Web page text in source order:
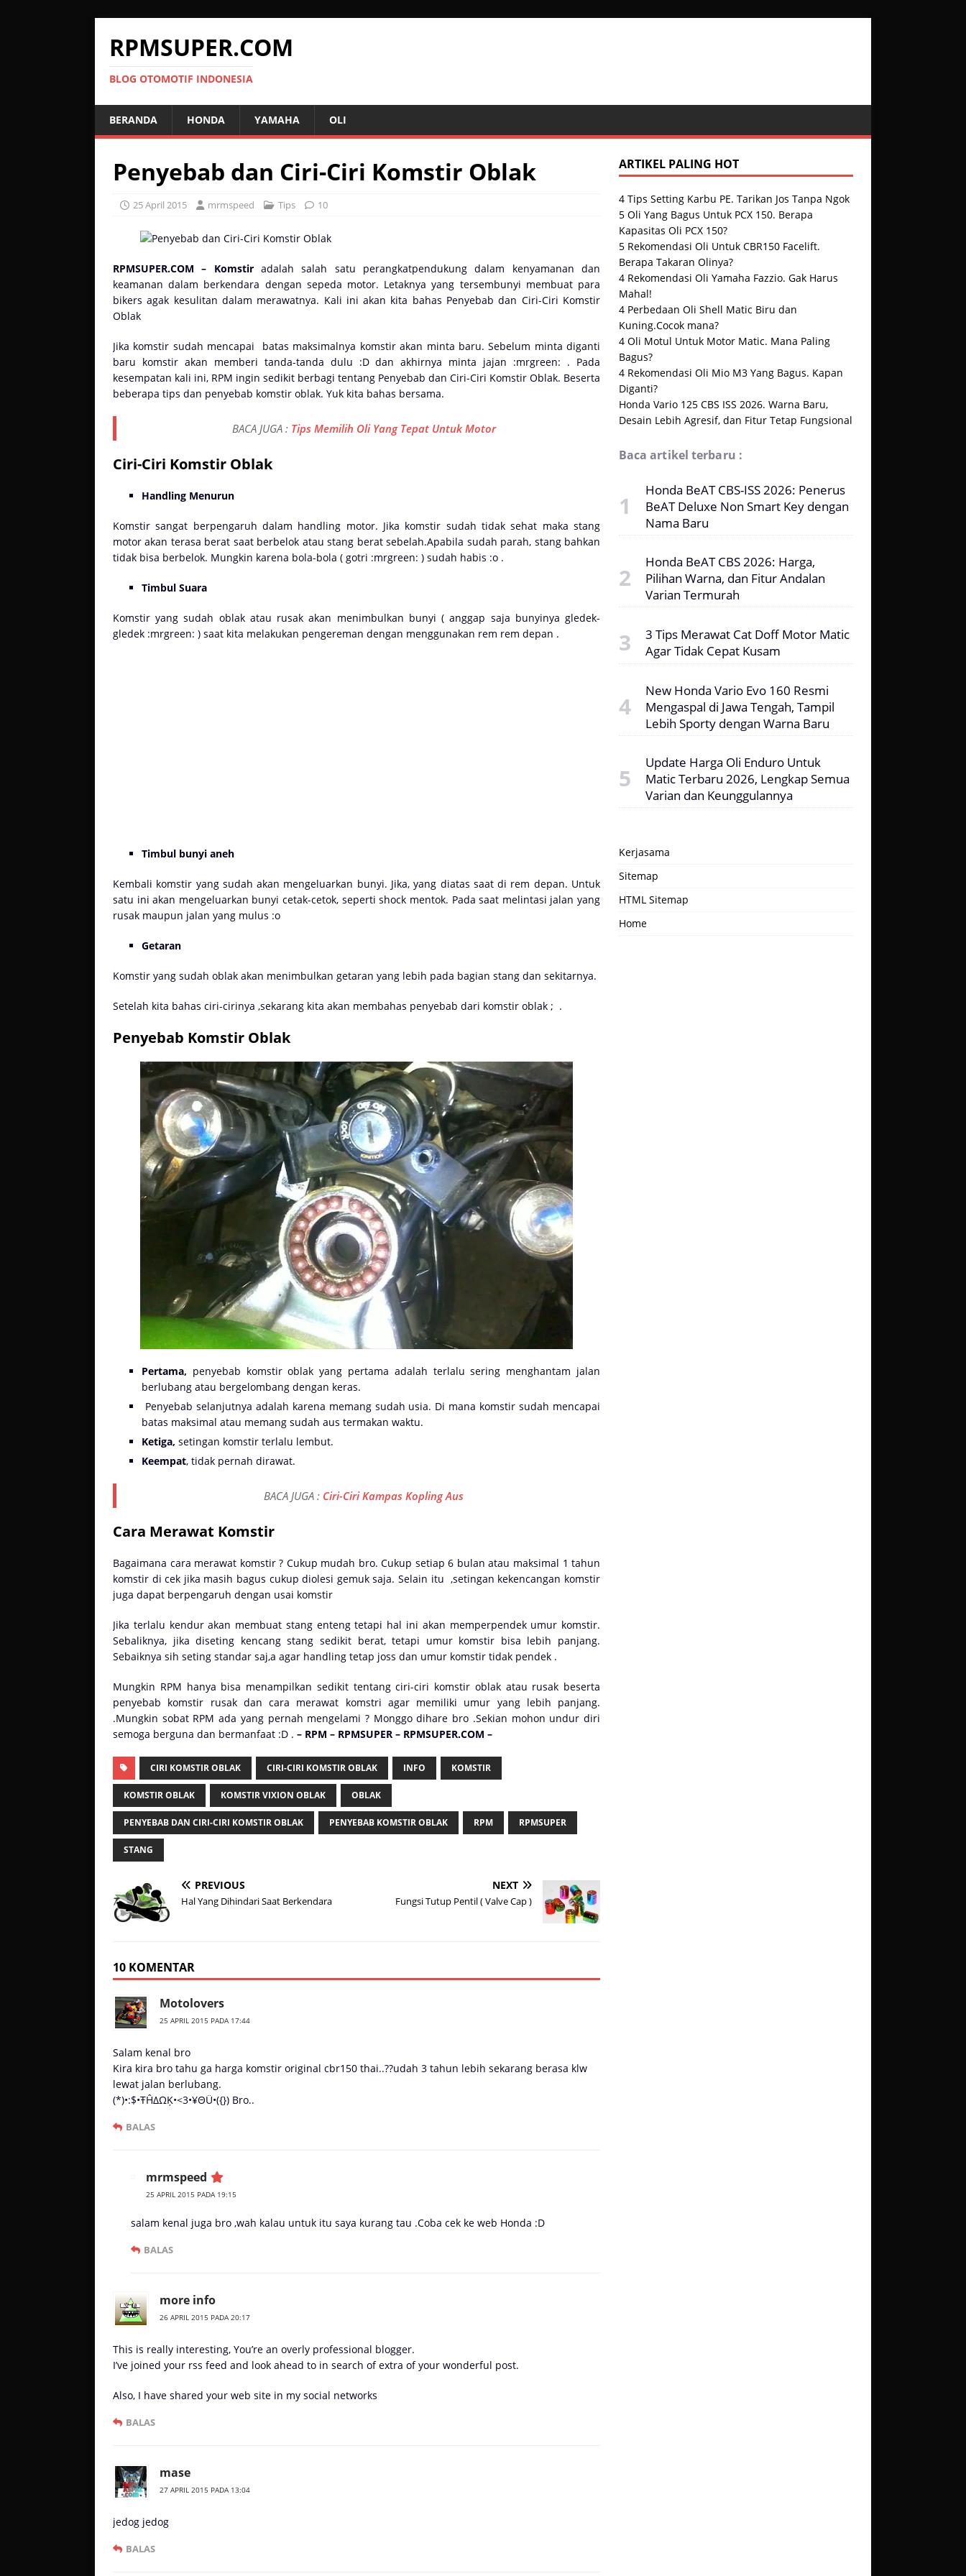
RPMSUPER.COM
BLOG OTOMOTIF INDONESIA
BERANDA HONDA YAMAHA OLI
Penyebab dan Ciri-Ciri Komstir Oblak
25 April 2015 mrmspeed Tips 10
RPMSUPER.COM – Komstiradalah salah satu perangkatpendukung dalam kenyamanan dan
keamanan dalam berkendara dengan sepeda motor. Letaknya yang tersembunyi membuat para
bikers agak kesulitan dalam merawatnya. Kali ini akan kita bahas Penyebab dan Ciri-Ciri Komstir
Oblak
Jika komstir sudah mencapai
batas maksimalnya komstir akan minta baru. Sebelum minta diganti
baru komstir akan memberi tanda-tanda dulu :D dan akhirnya minta jajan :mrgreen: . Pada
kesempatan kali ini, RPM ingin sedikit berbagi tentang Penyebab dan Ciri-Ciri Komstir Oblak. Beserta
beberapa tips dan penyebab komstir oblak. Yuk kita bahas bersama.
BACA JUGA : Tips Memilih Oli Yang Tepat Untuk Motor
Ciri-Ciri Komstir Oblak
Handling Menurun
Komstir sangat berpengaruh dalam handling motor. Jika komstir sudah tidak sehat maka stang
motor akan terasa berat saat berbelok atau stang berat sebelah.Apabila sudah parah, stang bahkan
tidak bisa berbelok. Mungkin karena bola-bola ( gotri :mrgreen: ) sudah habis :o .
Timbul Suara
Komstir yang sudah oblak atau rusak akan menimbulkan bunyi ( anggap saja bunyinya gledek-
gledek :mrgreen: ) saat kita melakukan pengereman dengan menggunakan rem rem depan .
Timbul bunyi aneh
Kembali komstir yang sudah akan mengeluarkan bunyi. Jika, yang diatas saat di rem depan. Untuk
satu ini akan mengeluarkan bunyi cetak-cetok, seperti shock mentok. Pada saat melintasi jalan yang
rusak maupun jalan yang mulus :o
Getaran
Komstir yang sudah oblak akan menimbulkan getaran yang lebih pada bagian stang dan sekitarnya.
Setelah kita bahas ciri-cirinya ,sekarang kita akan membahas penyebab dari komstir oblak ; .
Penyebab Komstir Oblak
Pertama, penyebab komstir oblak yang pertama adalah terlalu sering menghantam jalan
berlubang atau bergelombang dengan keras.
Penyebab selanjutnya adalah karena memang sudah usia. Di mana komstir sudah mencapai
batas maksimal atau memang sudah aus termakan waktu.
Ketiga, setingan komstir terlalu lembut.
Keempat, tidak pernah dirawat.
BACA JUGA : Ciri-Ciri Kampas Kopling Aus
Cara Merawat Komstir
Bagaimana cara merawat komstir ? Cukup mudah bro. Cukup setiap 6 bulan atau maksimal 1 tahun
komstir di cek jika masih bagus cukup diolesi gemuk saja. Selain itu ,setingan kekencangan komstir
juga dapat berpengaruh dengan usai komstir
Jika terlalu kendur akan membuat stang enteng tetapi hal ini akan memperpendek umur komstir.
Sebaliknya, jika diseting kencang stang sedikit berat, tetapi umur komstir bisa lebih panjang.
Sebaiknya sih seting standar saj,a agar handling tetap joss dan umur komstir tidak pendek .
Mungkin RPM hanya bisa menampilkan sedikit tentang ciri-ciri komstir oblak atau rusak beserta
penyebab komstir rusak dan cara merawat komstri agar memiliki umur yang lebih panjang.
.Mungkin sobat RPM ada yang pernah mengelami ? Monggo dihare bro .Sekian mohon undur diri
semoga berguna dan bermanfaat :D . – RPM – RPMSUPER – RPMSUPER.COM –
CIRI KOMSTIR OBLAK CIRI-CIRI KOMSTIR OBLAK INFO KOMSTIR
KOMSTIR OBLAK KOMSTIR VIXION OBLAK OBLAK
PENYEBAB DAN CIRI-CIRI KOMSTIR OBLAK PENYEBAB KOMSTIR OBLAK RPM RPMSUPER
STANG
PREVIOUS
Hal Yang Dihindari Saat Berkendara
NEXT
Fungsi Tutup Pentil ( Valve Cap )
10 KOMENTAR
Motolovers
25 APRIL 2015 PADA 17:44
Salam kenal bro
Kira kira bro tahu ga harga komstir original cbr150 thai..??udah 3 tahun lebih sekarang berasa klw
lewat jalan berlubang.
(*)•:$•ŦĤΔΩĶ•<3•¥ΘÜ•({}) Bro..
BALAS
mrmspeed
25 APRIL 2015 PADA 19:15
salam kenal juga bro ,wah kalau untuk itu saya kurang tau .Coba cek ke web Honda :D
BALAS
more info
26 APRIL 2015 PADA 20:17
This is really interesting, You’re an overly professional blogger.
I’ve joined your rss feed and look ahead to in search of extra of your wonderful post.
Also, I have shared your web site in my social networks
BALAS
mase
27 APRIL 2015 PADA 13:04
jedog jedog
BALAS
ARTIKEL PALING HOT
4 Tips Setting Karbu PE. Tarikan Jos Tanpa Ngok
5 Oli Yang Bagus Untuk PCX 150. Berapa
Kapasitas Oli PCX 150?
5 Rekomendasi Oli Untuk CBR150 Facelift.
Berapa Takaran Olinya?
4 Rekomendasi Oli Yamaha Fazzio. Gak Harus
Mahal!
4 Perbedaan Oli Shell Matic Biru dan
Kuning.Cocok mana?
4 Oli Motul Untuk Motor Matic. Mana Paling
Bagus?
4 Rekomendasi Oli Mio M3 Yang Bagus. Kapan
Diganti?
Honda Vario 125 CBS ISS 2026. Warna Baru,
Desain Lebih Agresif, dan Fitur Tetap Fungsional
Baca artikel terbaru :
Honda BeAT CBS-ISS 2026: Penerus
BeAT Deluxe Non Smart Key dengan
Nama Baru
Honda BeAT CBS 2026: Harga,
Pilihan Warna, dan Fitur Andalan
Varian Termurah
3 Tips Merawat Cat Doff Motor Matic
Agar Tidak Cepat Kusam
New Honda Vario Evo 160 Resmi
Mengaspal di Jawa Tengah, Tampil
Lebih Sporty dengan Warna Baru
Update Harga Oli Enduro Untuk
Matic Terbaru 2026, Lengkap Semua
Varian dan Keunggulannya
Kerjasama
Sitemap
HTML Sitemap
Home